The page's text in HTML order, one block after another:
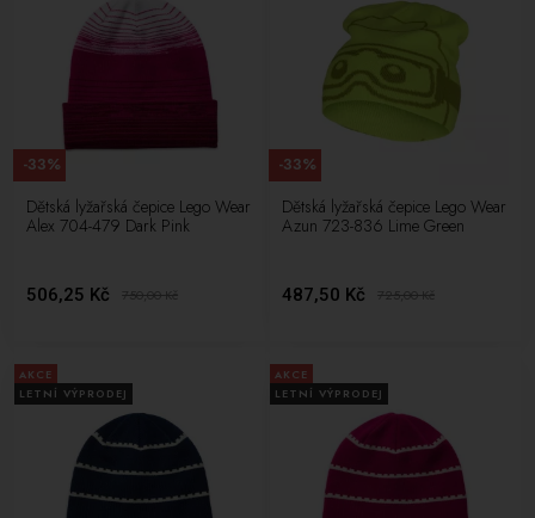
Dětská lyžařská čepice Lego Wear
Alex 704-479 Dark Pink
506,25 Kč 750,00Kč
-33%
Dětská lyžařská čepice Lego Wear
Azun 723-836 Lime Green
487,50 Kč 725,00Kč
-33%
AKCE
LETNÍ VÝPRODEJ
AKCE
LETNÍ VÝPRODEJ